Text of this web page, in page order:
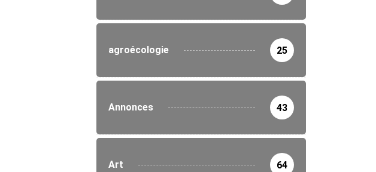
agroécologie 25
Annonces 43
Art 64